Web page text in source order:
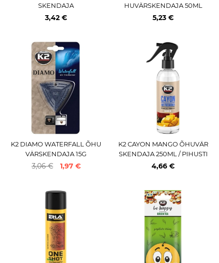
SKENDAJA
3,42 €
HUVÄRSKENDAJA 50ML
5,23 €
K2 DIAMO WATERFALL ÕHU
VÄRSKENDAJA 15G
3,06 € 1,97 €
K2 CAYON MANGO ÕHUVÄR
SKENDAJA 250ML / PIHUSTI
4,66 €